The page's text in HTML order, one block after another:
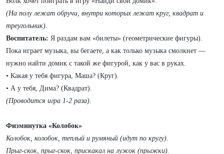
(На полу лежат обручи, внутри которых лежат круг, квадрат и
треугольник).
Воспитатель: Я раздам вам «билеты» (геометрические фигуры).
Пока играет музыка, вы бегаете, а как только музыка смолкнет —
нужно найти домик с такой же фигурой, как у вас в руках.
• Какая у тебя фигура, Маша? (Круг).
• А у тебя, Дима? (Квадрат).
(Проводится игра 1-2 раза).
Физминутка «Колобок»
Колобок, колобок, теплый и румяный (идут по кругу).
Прыг-скок, прыг-скок, прискакал на лужок (прыжки).